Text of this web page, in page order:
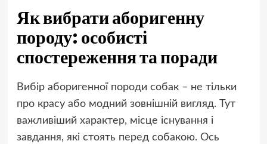
Як вибрати аборигенну
породу: особисті
спостереження та поради
Вибір аборигенної породи собак – не тільки
про красу або модний зовнішній вигляд. Тут
важливіший характер, місце існування і
завдання, які стоять перед собакою. Ось